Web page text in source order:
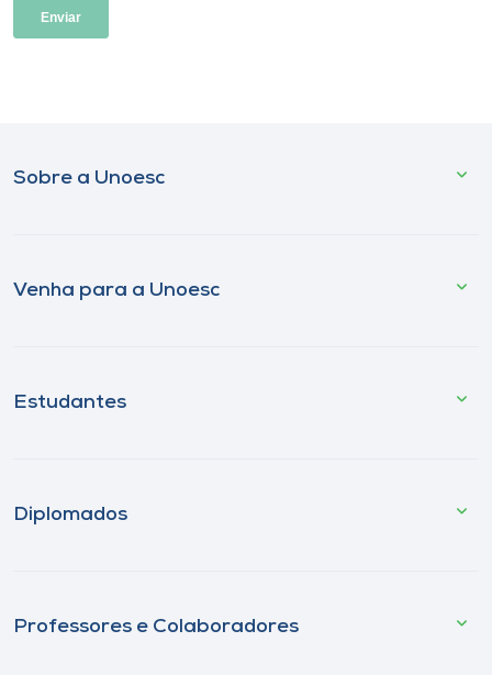
Sobre a Unoesc
Venha para a Unoesc
Estudantes
Diplomados
Professores e Colaboradores